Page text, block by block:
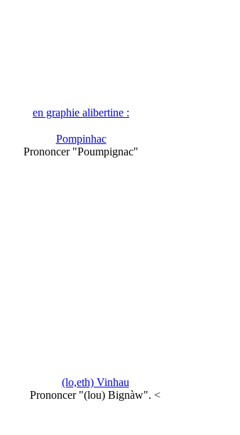
en graphie alibertine :
Pompinhac
Prononcer "Poumpignac"
(lo,eth) Vinhau
Prononcer "(lou) Bignàw". <